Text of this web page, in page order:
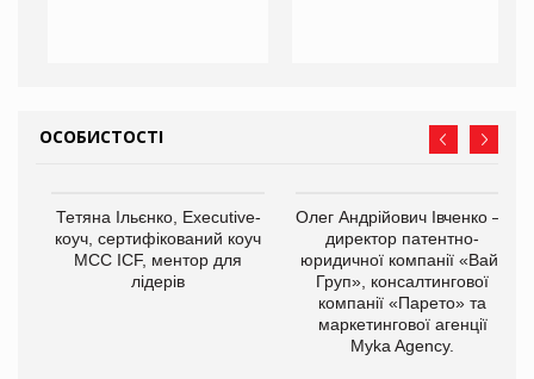
ОСОБИСТОСТІ
Тетяна Ільєнко, Executive-
коуч, сертифікований коуч
МСС ICF, ментор для
лідерів
Олег Андрійович Івченко —
директор патентно-
юридичної компанії «Вайз
Груп», консалтингової
компанії «Парето» та
маркетингової агенції
Myka Agency.